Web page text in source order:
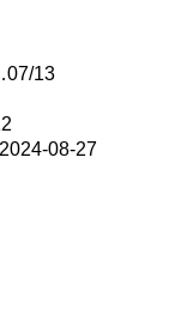
07/13
2024-08-27